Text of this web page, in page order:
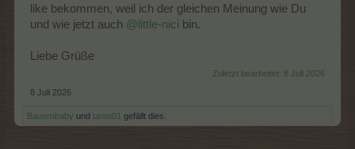
like bekommen, weil ich der gleichen Meinung wie Du
und wie jetzt auch @little-nici bin.
Liebe Grüße
Zuletzt bearbeitet: 8 Juli 2026
8 Juli 2026
Bauernbaby und tanto01 gefällt dies.